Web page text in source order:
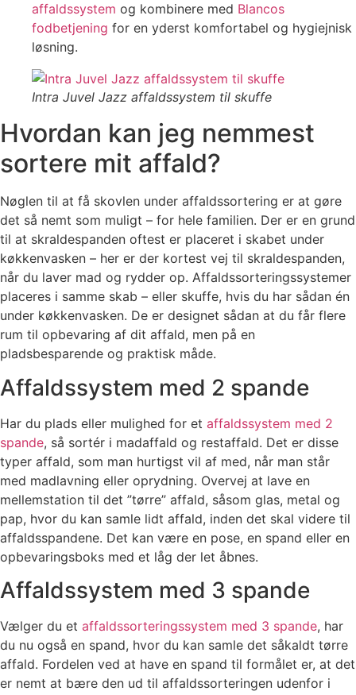
affaldssystem og kombinere med Blancos
fodbetjening for en yderst komfortabel og hygiejnisk
løsning.
Intra Juvel Jazz affaldssystem til skuffe
Hvordan kan jeg nemmest
sortere mit affald?
Nøglen til at få skovlen under affaldssortering er at gøre
det så nemt som muligt – for hele familien. Der er en grund
til at skraldespanden oftest er placeret i skabet under
køkkenvasken – her er der kortest vej til skraldespanden,
når du laver mad og rydder op. Affaldssorteringssystemer
placeres i samme skab – eller skuffe, hvis du har sådan én
under køkkenvasken. De er designet sådan at du får flere
rum til opbevaring af dit affald, men på en
pladsbesparende og praktisk måde.
Affaldssystem med 2 spande
Har du plads eller mulighed for et affaldssystem med 2
spande, så sortér i madaffald og restaffald. Det er disse
typer affald, som man hurtigst vil af med, når man står
med madlavning eller oprydning. Overvej at lave en
mellemstation til det ”tørre” affald, såsom glas, metal og
pap, hvor du kan samle lidt affald, inden det skal videre til
affaldsspandene. Det kan være en pose, en spand eller en
opbevaringsboks med et låg der let åbnes.
Affaldssystem med 3 spande
Vælger du et affaldssorteringssystem med 3 spande, har
du nu også en spand, hvor du kan samle det såkaldt tørre
affald. Fordelen ved at have en spand til formålet er, at det
er nemt at bære den ud til affaldssorteringen udenfor i